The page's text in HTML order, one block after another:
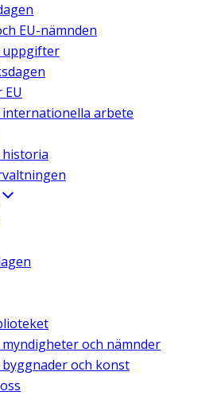
EU-nämnden
uppgifter
internationella arbete
historia
myndigheter och nämnder
byggnader och konst